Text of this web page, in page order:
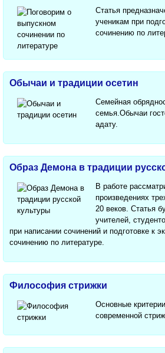
Статья
ученикам при
сочинению по
Обычаи и традиции осетин
Семейная
семья.Обычаи
адату.
Образ Демона в традиции
В работе
произведениях
20 веков. Статья
учителей,
при написании сочинений и подготовке к
сочинению по литературе.
Философия стрижки
Основные
современной